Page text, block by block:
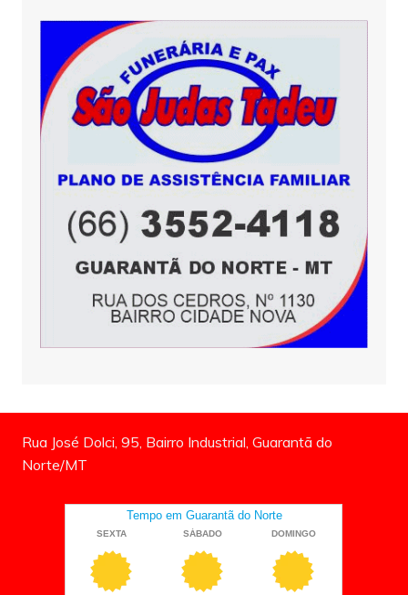
Rua José Dolci, 95, Bairro Industrial, Guarantã do
Norte/MT